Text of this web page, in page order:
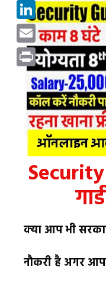
क्या आप भी
नौकरी है अगर
Pinterest
LinkedIn
Email
Print